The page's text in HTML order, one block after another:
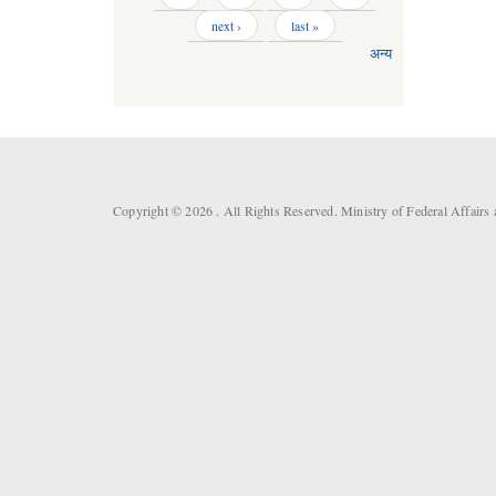
next ›
last »
अन्य
Copyright © 2026 . All Rights Reserved. Ministry of Federal Affairs